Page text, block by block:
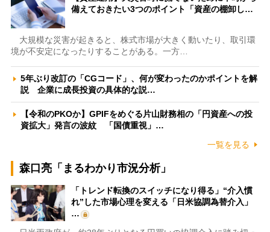
備えておきたい3つのポイント「資産の棚卸し…
大規模な災害が起きると、株式市場が大きく動いたり、取引環
境が不安定になったりすることがある。一方…
5年ぶり改訂の「CGコード」、何が変わったのかポイントを解
説 企業に成長投資の具体的な説…
【令和のPKOか】GPIFをめぐる片山財務相の「円資産への投
資拡大」発言の波紋 「国債重視」…
一覧を見る
森口亮「まるわかり市況分析」
「トレンド転換のスイッチになり得る」“介入慣
れ”した市場心理を変える「日米協調為替介入」
…